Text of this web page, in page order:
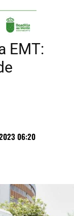
EMT:
06:20